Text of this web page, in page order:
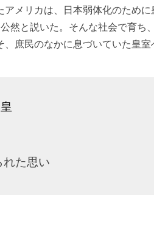
メリカは、日本弱体化のため
然と説いた。そんな社会で育ち
庶民のなかに息づいていた皇室
れた思い